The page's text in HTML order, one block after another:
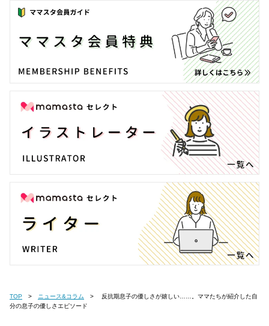
TOP ニュース&コラム
分の息子の優しさエピソード